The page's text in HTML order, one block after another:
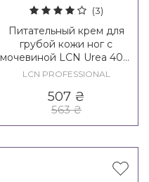
(3)
Питательный крем для
грубой кожи ног с
мочевиной LCN Urea 40%
Chapped Skin Cream
LCN PROFESSIONAL
507₴
563₴